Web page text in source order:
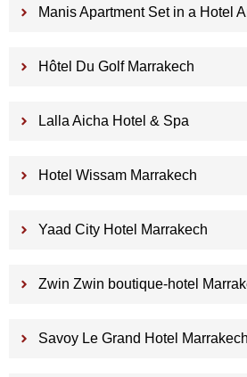
Manis Apartment Set in a Hotel
Hôtel Du Golf Marrakech
Lalla Aicha Hotel & Spa
Hotel Wissam Marrakech
Yaad City Hotel Marrakech
Zwin Zwin boutique-hotel
Savoy Le Grand Hotel Marrakech